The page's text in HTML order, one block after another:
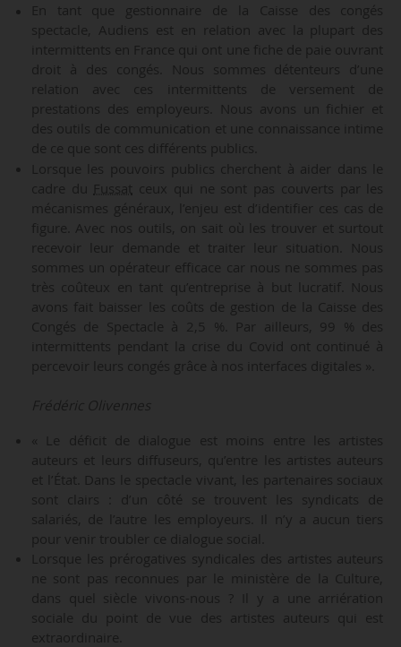
En tant que gestionnaire de la Caisse des congés
spectacle, Audiens est en relation avec la plupart des
intermittents en France qui ont une fiche de paie ouvrant
droit à des congés. Nous sommes détenteurs d’une
relation avec ces intermittents de versement de
prestations des employeurs. Nous avons un fichier et
des outils de communication et une connaissance intime
de ce que sont ces différents publics.
Lorsque les pouvoirs publics cherchent à aider dans le
cadre du Fussat ceux qui ne sont pas couverts par les
mécanismes généraux, l’enjeu est d’identifier ces cas de
figure. Avec nos outils, on sait où les trouver et surtout
recevoir leur demande et traiter leur situation. Nous
sommes un opérateur efficace car nous ne sommes pas
très coûteux en tant qu’entreprise à but lucratif. Nous
avons fait baisser les coûts de gestion de la Caisse des
Congés de Spectacle à 2,5 %. Par ailleurs, 99 % des
intermittents pendant la crise du Covid ont continué à
percevoir leurs congés grâce à nos interfaces digitales ».
Frédéric Olivennes
« Le déficit de dialogue est moins entre les artistes
auteurs et leurs diffuseurs, qu’entre les artistes auteurs
et l’État. Dans le spectacle vivant, les partenaires sociaux
sont clairs : d’un côté se trouvent les syndicats de
salariés, de l’autre les employeurs. Il n’y a aucun tiers
pour venir troubler ce dialogue social.
Lorsque les prérogatives syndicales des artistes auteurs
ne sont pas reconnues par le ministère de la Culture,
dans quel siècle vivons-nous ? Il y a une arriération
sociale du point de vue des artistes auteurs qui est
extraordinaire.